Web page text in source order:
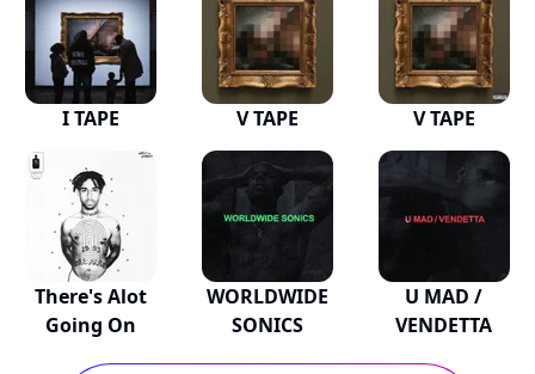
I TAPE V TAPE V TAPE
There's Alot
Going On
WORLDWIDE
SONICS
U MAD /
VENDETTA